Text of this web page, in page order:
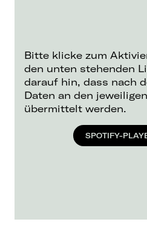
Bitte klicke zum
den unten stehenden
darauf hin, dass nach
Daten an den
übermittelt werden.
SPOTIFY-